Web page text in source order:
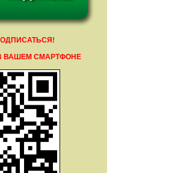
ВАШЕМ СМАРТФОНЕ